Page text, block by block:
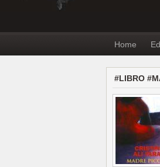
Home
#LIBRO